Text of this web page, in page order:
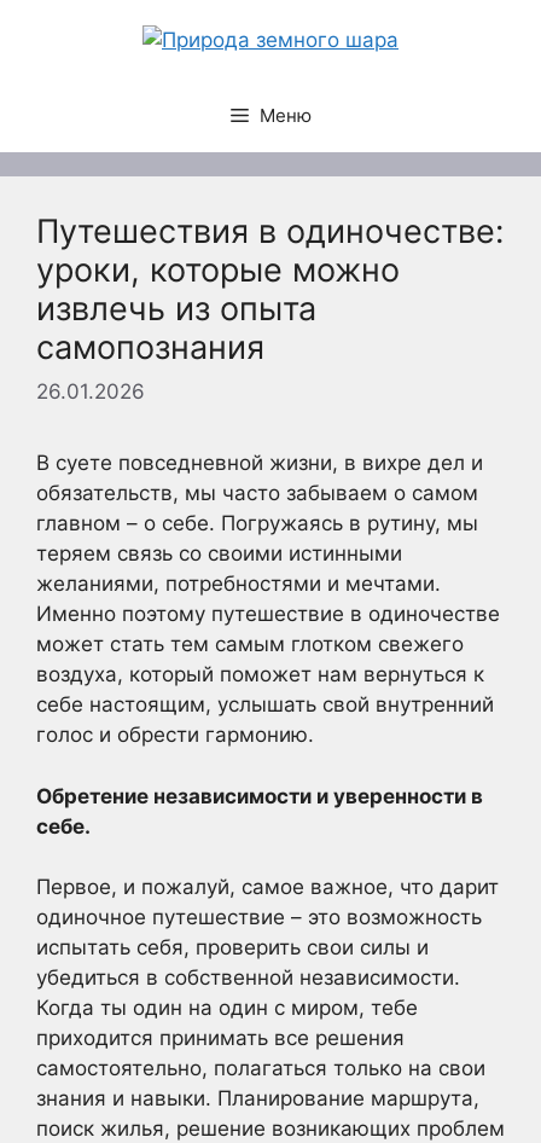
Меню
Путешествия в одиночестве:
уроки, которые можно
извлечь из опыта
самопознания
26.01.2026
В суете повседневной жизни, в вихре дел и
обязательств, мы часто забываем о самом
главном – о себе. Погружаясь в рутину, мы
теряем связь со своими истинными
желаниями, потребностями и мечтами.
Именно поэтому путешествие в одиночестве
может стать тем самым глотком свежего
воздуха, который поможет нам вернуться к
себе настоящим, услышать свой внутренний
голос и обрести гармонию.
Обретение независимости и уверенности в
себе.
Первое, и пожалуй, самое важное, что дарит
одиночное путешествие – это возможность
испытать себя, проверить свои силы и
убедиться в собственной независимости.
Когда ты один на один с миром, тебе
приходится принимать все решения
самостоятельно, полагаться только на свои
знания и навыки. Планирование маршрута,
поиск жилья, решение возникающих проблем